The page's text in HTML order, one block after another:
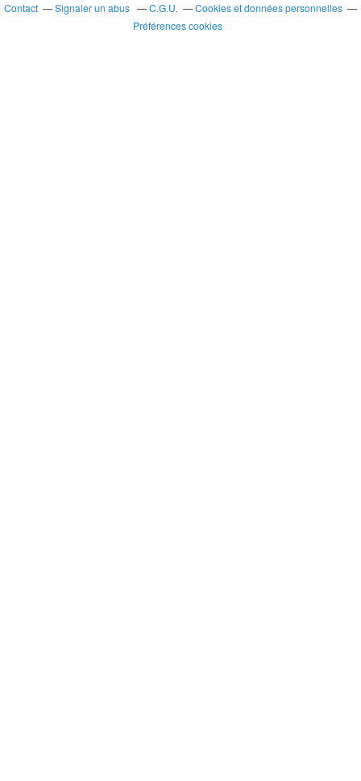
Contact
Signaler un abus C.G.U.
Cookies et données personnelles
Préférences cookies